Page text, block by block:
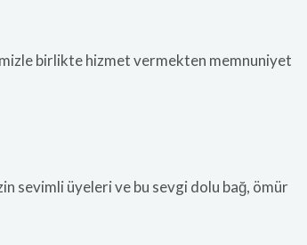
birlikte hizmet vermekten memnuniyet
sevimli üyeleri ve bu sevgi dolu bağ, ömür